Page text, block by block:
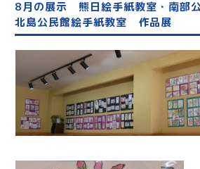
8月の展示 熊日絵手紙教室・南部
北島公民館絵手紙教室 作品展